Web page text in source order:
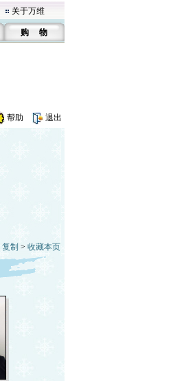
关于万维
购 物
帮助 退出
复制 > 收藏本页